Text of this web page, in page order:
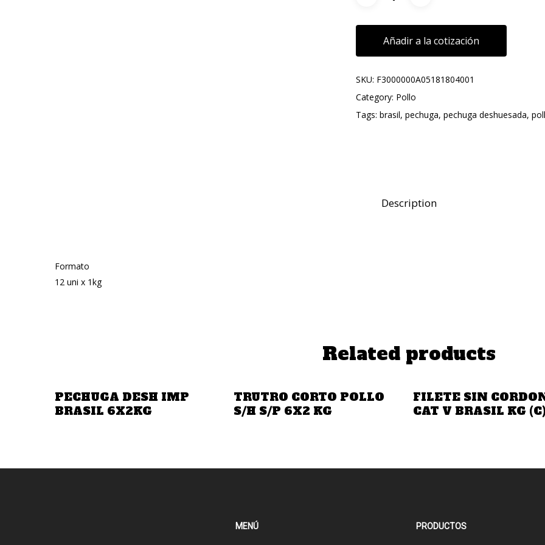
Añadir a la cotización
SKU: F3000000A05181804001
Category: Pollo
Tags: brasil, pechuga, pechuga deshuesada,
Description
Formato
12 uni x 1kg
Related products
Añadir A La Cotización
PECHUGA DESH IMP
BRASIL 6X2KG
Añadir A La Cotización
TRUTRO CORTO POLLO
S/H S/P 6X2 KG
Añadir A La Cotización
FILETE SIN
CAT V BRASIL KG
MENÚ PRODUCTOS